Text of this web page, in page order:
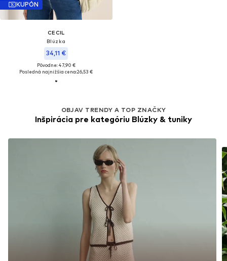
KUPÓN
CECIL
Blúzka
34,11 €
Pôvodne: 47,90 €
Posledná najnižšia cena:26,53 €
OBJAV TRENDY A TOP ZNAČKY
Inšpirácia pre kategóriu Blúzky & tuniky